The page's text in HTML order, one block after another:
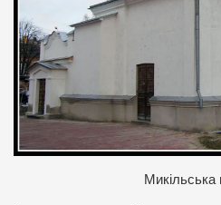
Микільська